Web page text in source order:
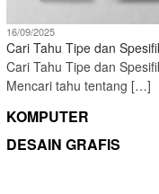
16/09/2025
Cari Tahu Tipe dan
Cari Tahu Tipe dan
Mencari tahu tentang […]
KOMPUTER
DESAIN GRAFIS